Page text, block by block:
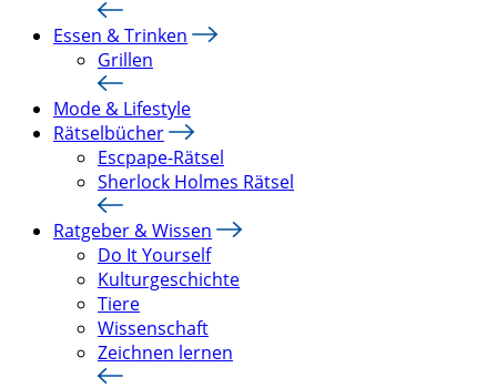
Essen & Trinken
Grillen
Mode & Lifestyle
Rätselbücher
Escpape-Rätsel
Sherlock Holmes Rätsel
Ratgeber & Wissen
Do It Yourself
Kulturgeschichte
Tiere
Wissenschaft
Zeichnen lernen